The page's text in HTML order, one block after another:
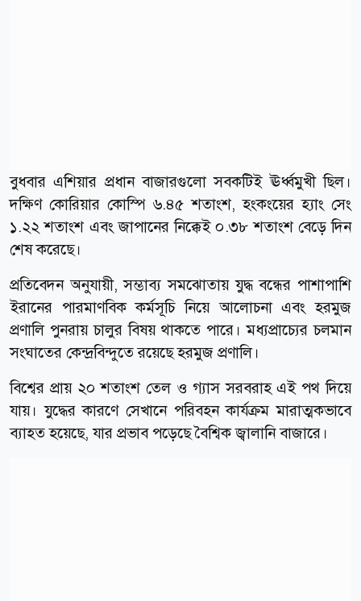
বুধবার এশিয়ার প্রধান বাজারগুলো সবকটিই ঊর্ধ্বমুখী ছিল।
দক্ষিণ কোরিয়ার কোস্পি ৬.৪৫ শতাংশ, হংকংয়ের হ্যাং সেং
১.২২ শতাংশ এবং জাপানের নিক্কেই ০.৩৮ শতাংশ বেড়ে দিন
শেষ করেছে।
প্রতিবেদন অনুযায়ী, সম্ভাব্য সমঝোতায় যুদ্ধ বন্ধের পাশাপাশি
ইরানের পারমাণবিক কর্মসূচি নিয়ে আলোচনা এবং হরমুজ
প্রণালি পুনরায় চালুর বিষয় থাকতে পারে। মধ্যপ্রাচ্যের চলমান
সংঘাতের কেন্দ্রবিন্দুতে রয়েছে হরমুজ প্রণালি।
বিশ্বের প্রায় ২০ শতাংশ তেল ও গ্যাস সরবরাহ এই পথ দিয়ে
যায়। যুদ্ধের কারণে সেখানে পরিবহন কার্যক্রম মারাত্মকভাবে
ব্যাহত হয়েছে, যার প্রভাব পড়েছে বৈশ্বিক জ্বালানি বাজারে।